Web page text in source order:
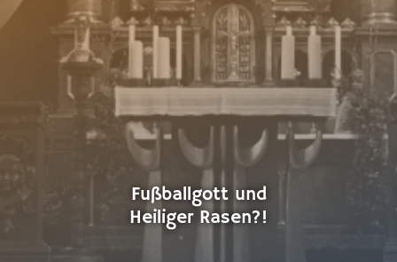
Fußballgott und
Heiliger Rasen?!